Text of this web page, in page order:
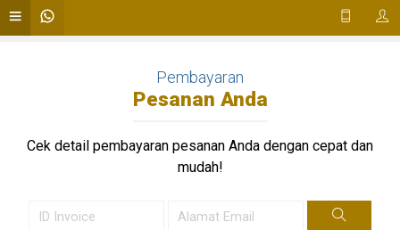
Pembayaran
Pesanan Anda
Cek detail pembayaran pesanan Anda dengan cepat dan
mudah!